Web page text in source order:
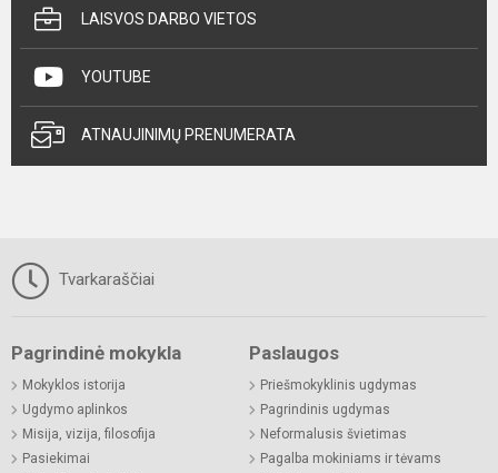
LAISVOS DARBO VIETOS
YOUTUBE
ATNAUJINIMŲ PRENUMERATA
Tvarkaraščiai
Pagrindinė mokykla
Mokyklos istorija
Ugdymo aplinkos
Misija, vizija, filosofija
Pasiekimai
Paslaugos
Priešmokyklinis ugdymas
Pagrindinis ugdymas
Neformalusis švietimas
Pagalba mokiniams ir tėvams